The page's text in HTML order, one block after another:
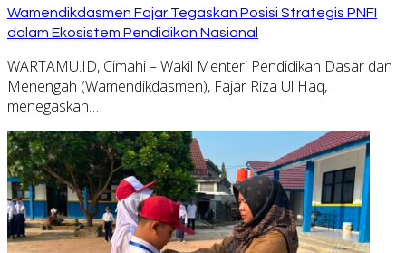
Wamendikdasmen Fajar Tegaskan Posisi Strategis PNFI
dalam Ekosistem Pendidikan Nasional
WARTAMU.ID, Cimahi – Wakil Menteri Pendidikan Dasar dan
Menengah (Wamendikdasmen), Fajar Riza Ul Haq,
menegaskan…